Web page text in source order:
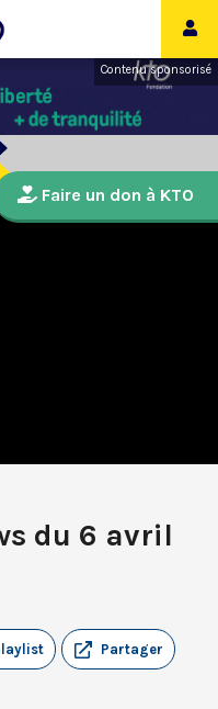
Contenu sponsorisé
du 6 avril
Partager
Faire un don à KTO